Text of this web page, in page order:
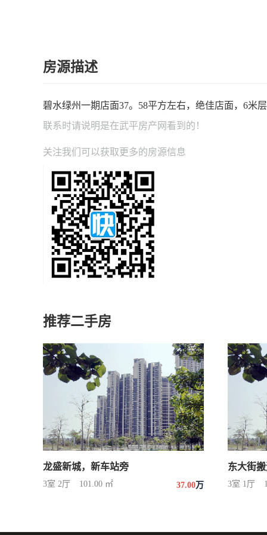
房源描述
碧水绿州一期店面37。58平方左右，绝佳店面，6米
联系时请说明是在武平房产网 看到的！
关注我们可以获取更多的房源信息
推荐二手房
龙盛新城，新车站旁
3室 2厅 101.00 ㎡ 37.00万
东大街
3室 1厅